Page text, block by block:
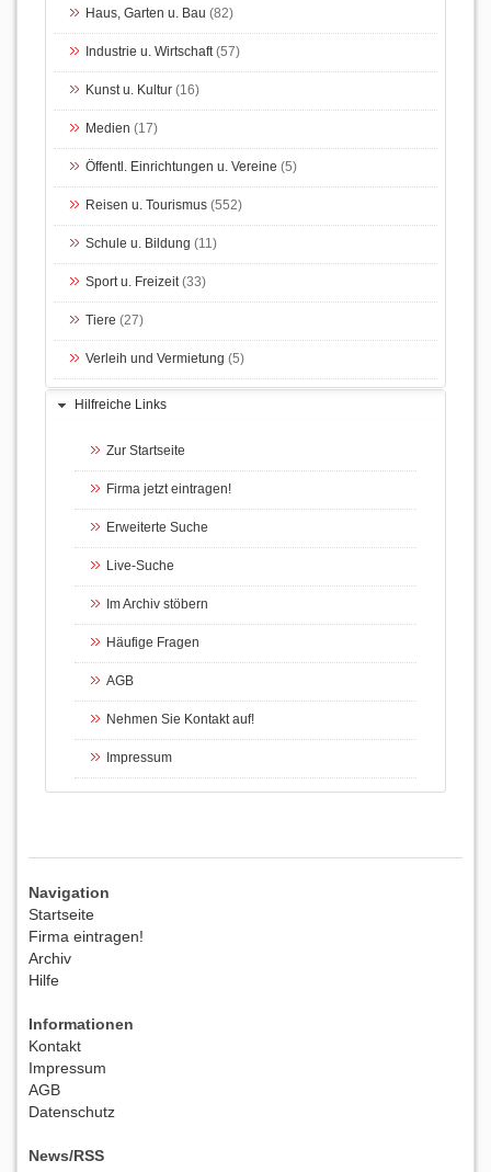
Haus, Garten u. Bau (82)
Industrie u. Wirtschaft(57)
Kunst u. Kultur (16)
Medien (17)
Öffentl. Einrichtungen u. Vereine (5)
Reisen u. Tourismus (552)
Schule u. Bildung (11)
Sport u. Freizeit(33)
Tiere (27)
Verleih und Vermietung (5)
Hilfreiche Links
Zur Startseite
Firma jetzt eintragen!
Erweiterte Suche
Live-Suche
Im Archiv stöbern
Häufige Fragen
AGB
Nehmen Sie Kontakt auf!
Impressum
Navigation
Startseite
Firma eintragen!
Archiv
Hilfe
Informationen
Kontakt
Impressum
AGB
Datenschutz
News/RSS